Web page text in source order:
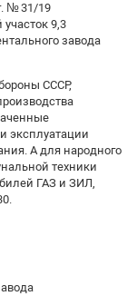
№ 31/19
9,3
завода
СССР,
эксплуатации
А для народного
техники
ГАЗ и ЗИЛ,